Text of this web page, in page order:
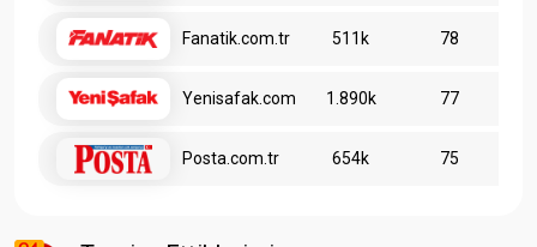
Fanatik.com.tr 511k 78
Yenisafak.com 1.890k 77
Posta.com.tr 654k 75